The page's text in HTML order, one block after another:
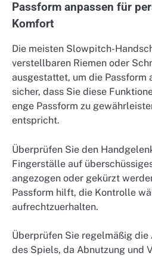
Passform anpassen für
Komfort
Die meisten Slowpitch-
verstellbaren Riemen oder
ausgestattet, um die Passform
sicher, dass Sie diese
enge Passform zu
entspricht.
Überprüfen Sie den
Fingerställe auf
angezogen oder gekürzt
Passform hilft, die Kontrolle
aufrechtzuerhalten.
Überprüfen Sie regelmäßig die
des Spiels, da Abnutzung und